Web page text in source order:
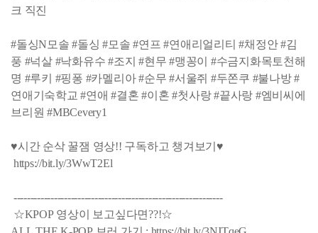
크 직진
#돌싱N모솔 #돌싱 #모솔 #연프 #연애리얼리티 #채정안 #김
풍 #넉살 #낙화유수 #조지 #현무 #맹꽁이 #수금지화목토천해
명 #루키 #핑퐁 #카멜리아 #순무 #서울쥐 #두쫀쿠 #불나방 #
연애기숙학교 #연애 #결혼 #이혼 #첫사랑 #끝사랑 #엠비씨에
브리원 #MBCevery1
♥시간 순삭 꿀잼 영상!! 구독하고 챙겨보기♥
https://bit.ly/3WwT2El
--------------------------------------------------------------
☆KPOP 영상이 보고싶다면??!☆